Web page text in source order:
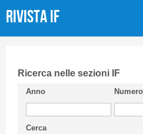
CIFI in breve
Linee Guida
Rivista IF
Ricerca nelle sezioni IF
Anno Numero
Cerca